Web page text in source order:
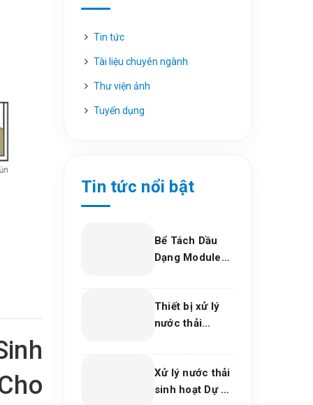
Tin tức
Tài liệu chuyên ngành
Thư viện ảnh
Tuyển dụng
Tin tức nổi bật
Bể Tách Dầu
Dạng Module
Dầu Nước Hiệu
Quả, Bền Vững
Nghiệp
Thiết bị xử lý
nước thải
tâm thẩm mỹ
2026
Xử lý nước thải
sinh hoạt Dự án